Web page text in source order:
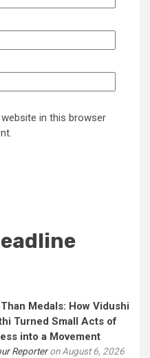
in this browser
Medals: How Vidushi
Turned Small Acts of
into a Movement
Reporteron August 6, 2026